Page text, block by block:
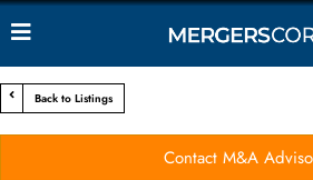
Back to Listings
Contact M&A